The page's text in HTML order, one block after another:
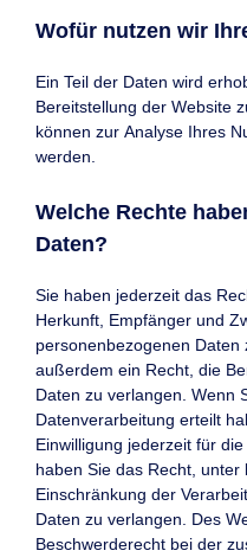
Wofür nutzen wir
Ein Teil der Daten wird
Bereitstellung der Website
können zur Analyse Ihres
werden.
Welche Rechte
Daten?
Sie haben jederzeit das
Herkunft, Empfänger und
personenbezogenen Daten
außerdem ein Recht, die
Daten zu verlangen. Wenn
Datenverarbeitung erteilt
Einwilligung jederzeit für
haben Sie das Recht,
Einschränkung der
Daten zu verlangen. Des
Beschwerderecht bei der